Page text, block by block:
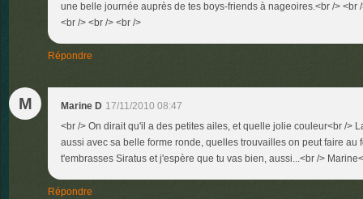
une belle journée auprès de tes boys-friends à nageoires.<br /> <br
<br /> <br /> <br />
Répondre
M Marine D 17/11/2010 08:47
<br /> On dirait qu'il a des petites ailes, et quelle jolie couleur<br />
aussi avec sa belle forme ronde, quelles trouvailles on peut faire au
t'embrasses Siratus et j'espère que tu vas bien, aussi...<br />
Répondre